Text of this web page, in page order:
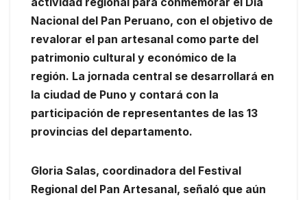
Nacional del Pan Peruano, con el objetivo de
revalorar el pan artesanal como parte del
patrimonio cultural y económico de la
región. La jornada central se desarrollará en
la ciudad de Puno y contará con la
participación de representantes de las 13
provincias del departamento.
Gloria Salas, coordinadora del Festival
Regional del Pan Artesanal, señaló que aún